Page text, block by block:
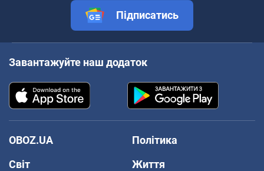
Підписатись
Завантажуйте наш додаток
OBOZ.UA
Політика
Світ
Життя